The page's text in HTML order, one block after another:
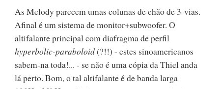
As Melody parecem umas colunas de chão de 3-vias.
Afinal é um sistema de monitor+subwoofer. O
altifalante principal com diafragma de perfil
hyperbolic-paraboloid(?!!) - estes sinoamericanos
sabem-na toda!... - se não é uma cópia da Thiel anda
lá perto. Bom, o tal altifalante é de banda larga